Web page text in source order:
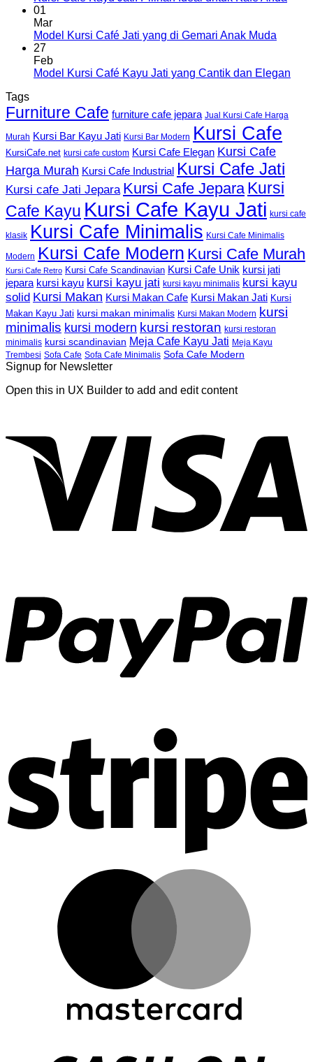
01
Mar
Model Kursi Café Jati yang di Gemari Anak Muda
27
Feb
Model Kursi Café Kayu Jati yang Cantik dan Elegan
Tags
Furniture Cafe furniture cafe jepara Jual Kursi Cafe Harga
Murah Kursi Bar Kayu Jati Kursi Bar Modern Kursi Cafe
KursiCafe.net kursi cafe custom Kursi Cafe Elegan Kursi Cafe
Harga Murah Kursi Cafe Industrial Kursi Cafe Jati
Kursi cafe Jati Jepara Kursi Cafe Jepara Kursi
Cafe Kayu Kursi Cafe Kayu Jati kursi cafe
klasik Kursi Cafe Minimalis Kursi Cafe Minimalis
Modern Kursi Cafe Modern Kursi Cafe Murah
Kursi Cafe Retro Kursi Cafe Scandinavian Kursi Cafe Unik kursi jati
jepara kursi kayu kursi kayu jati kursi kayu minimalis kursi kayu
solid Kursi Makan Kursi Makan Cafe Kursi Makan Jati Kursi
Makan Kayu Jati kursi makan minimalis Kursi Makan Modern
kursi
minimalis kursi modern kursi restoran kursi restoran
minimalis kursi scandinavian Meja Cafe Kayu Jati Meja Kayu
Trembesi Sofa Cafe Sofa Cafe Minimalis Sofa Cafe Modern
Signup for Newsletter
Open this in UX Builder to add and edit content